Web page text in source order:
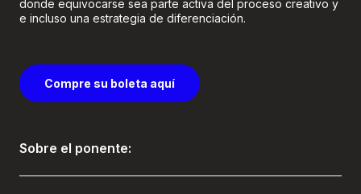
donde equivocarse sea parte activa del proceso creativo y
e incluso una estrategia de diferenciación.
Compre su boleta aquí
Sobre el ponente: